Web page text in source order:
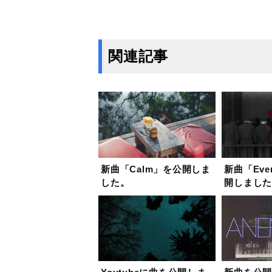
関連記事
新曲「Calm」を公開しま
した。
新曲「
開しまし